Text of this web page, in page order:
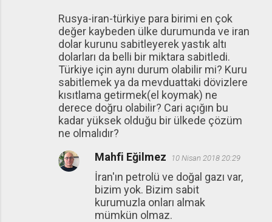
Rusya-iran-türkiye para birimi en çok
değer kaybeden ülke durumunda ve iran
dolar kurunu sabitleyerek yastık altı
dolarları da belli bir miktara sabitledi.
Türkiye için aynı durum olabilir mi? Kuru
sabitlemek ya da mevduattaki dövizlere
kısıtlama getirmek(el koymak) ne
derece doğru olabilir? Cari açığın bu
kadar yüksek olduğu bir ülkede çözüm
ne olmalıdır?
Mahfi Eğilmez 10 Nisan 2018 20:29
İran'ın petrolü ve doğal gazı var,
bizim yok. Bizim sabit
kurumuzla onları almak
mümkün olmaz.